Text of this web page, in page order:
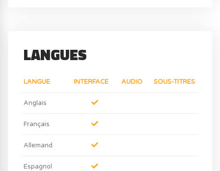
LANGUES
LANGUE INTERFACE AUDIO SOUS-TITRES
Anglais
Français
Allemand
Espagnol